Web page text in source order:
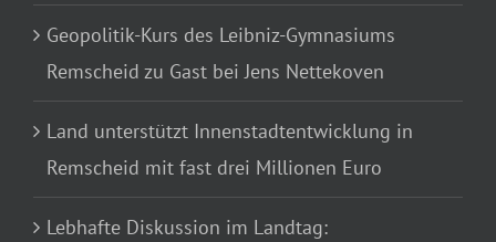
Geopolitik-Kurs des Leibniz-Gymnasiums
Remscheid zu Gast bei Jens Nettekoven
Land unterstützt Innenstadtentwicklung in
Remscheid mit fast drei Millionen Euro
Lebhafte Diskussion im Landtag: